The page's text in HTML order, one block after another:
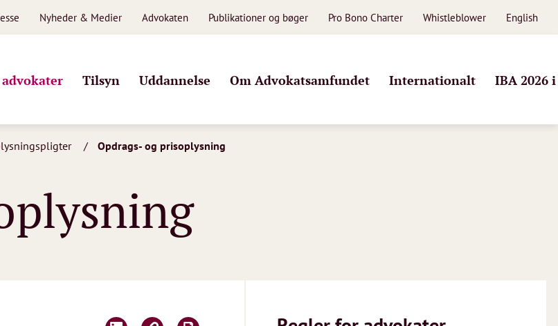
Nyheder & Medier Advokaten Publikationer og bøger Pro Bono Charter Whistleblower English
Tilsyn Uddannelse Om Advokatsamfundet Internationalt IBA 2026
Opdrags- og prisoplysning